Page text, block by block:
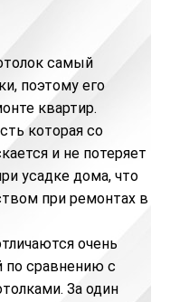
самый
поэтому его
квартир.
которая со
и не потеряет
усадке дома, что
при ремонтах в
очень
по сравнению с
За один